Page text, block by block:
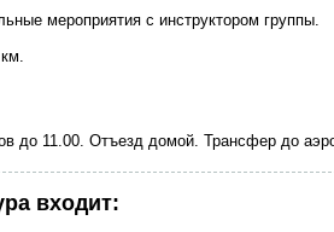
мероприятия с инструктором группы.
до 11.00. Отъезд домой. Трансфер до
входит: